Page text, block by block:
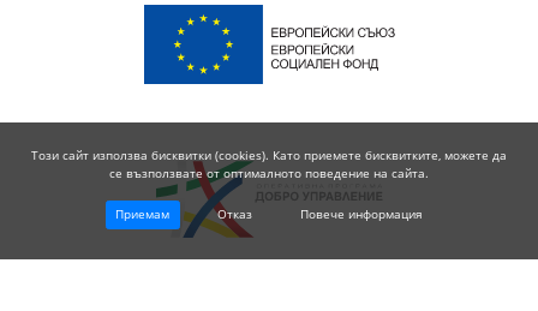
Този сайт използва бисквитки (cookies). Като приемете бисквитките, можете да
се възползвате от оптималното поведение на сайта.
Приемам Отказ Повече информация